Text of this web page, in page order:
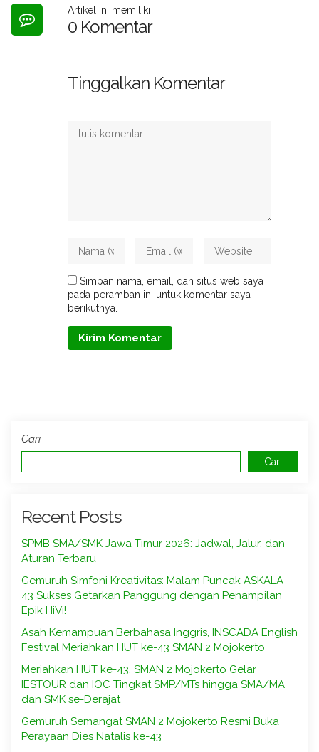
Artikel ini memiliki
0 Komentar
Tinggalkan Komentar
Simpan nama, email, dan situs web saya
pada peramban ini untuk komentar saya
berikutnya.
Cari
Cari
Recent Posts
SPMB SMA/SMK Jawa Timur 2026: Jadwal, Jalur, dan
Aturan Terbaru
Gemuruh Simfoni Kreativitas: Malam Puncak ASKALA
43 Sukses Getarkan Panggung dengan Penampilan
Epik HiVi!
Asah Kemampuan Berbahasa Inggris, INSCADA English
Festival Meriahkan HUT ke-43 SMAN 2 Mojokerto
Meriahkan HUT ke-43, SMAN 2 Mojokerto Gelar
IESTOUR dan IOC Tingkat SMP/MTs hingga SMA/MA
dan SMK se-Derajat
Gemuruh Semangat SMAN 2 Mojokerto Resmi Buka
Perayaan Dies Natalis ke-43